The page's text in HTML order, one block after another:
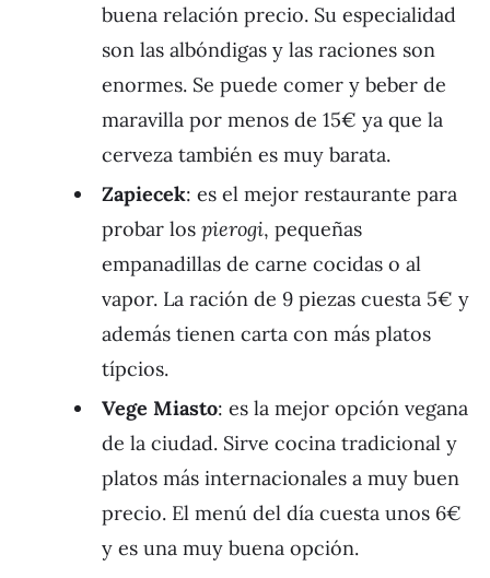
buena relación precio. Su especialidad
son las albóndigas y las raciones son
enormes. Se puede comer y beber de
maravilla por menos de 15€ ya que la
cerveza también es muy barata.
Zapiecek: es el mejor restaurante para
probar los pierogi, pequeñas
empanadillas de carne cocidas o al
vapor. La ración de 9 piezas cuesta 5€ y
además tienen carta con más platos
típcios.
Vege Miasto: es la mejor opción vegana
de la ciudad. Sirve cocina tradicional y
platos más internacionales a muy buen
precio. El menú del día cuesta unos 6€
y es una muy buena opción.